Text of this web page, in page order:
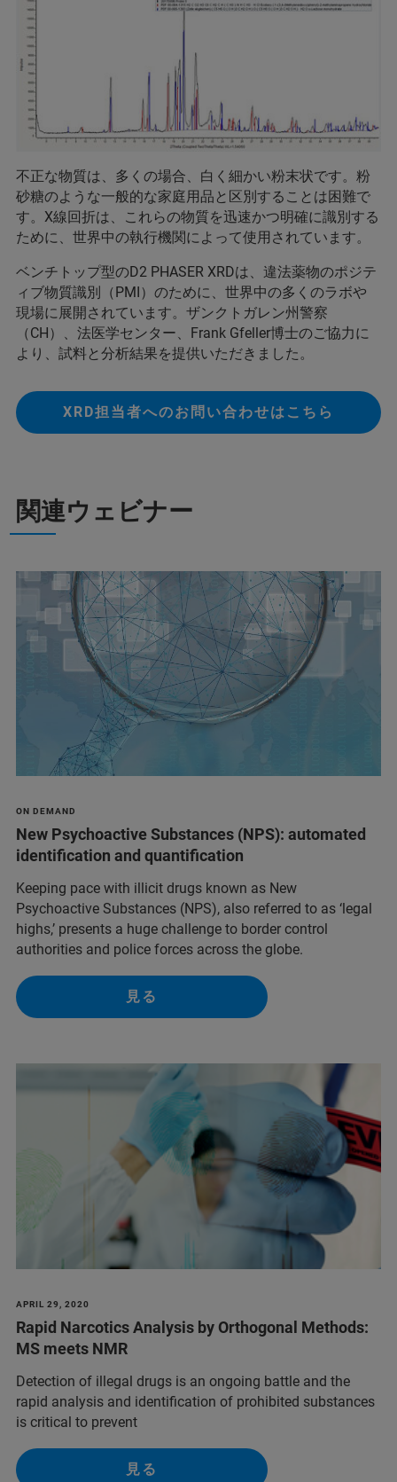
不正な物質は、多くの場合、白く細かい粉末状です。粉
砂糖のような一般的な家庭用品と区別することは困難で
す。X線回折は、これらの物質を迅速かつ明確に識別する
ために、世界中の執行機関によって使用されています。
ベンチトップ型のD2 PHASER XRDは、違法薬物のポジテ
ィブ物質識別（PMI）のために、世界中の多くのラボや
現場に展開されています。ザンクトガレン州警察
（CH）、法医学センター、Frank Gfeller博士のご協力に
より、試料と分析結果を提供いただきました。
XRD担当者へのお問い合わせはこちら
関連ウェビナー
ON DEMAND
New Psychoactive Substances (NPS): automated
identification and quantification
Keeping pace with illicit drugs known as New
Psychoactive Substances (NPS), also referred to as ‘legal
highs,’ presents a huge challenge to border control
authorities and police forces across the globe.
見る
APRIL 29, 2020
Rapid Narcotics Analysis by Orthogonal Methods:
MS meets NMR
Detection of illegal drugs is an ongoing battle and the
rapid analysis and identification of prohibited substances
is critical to prevent
見る